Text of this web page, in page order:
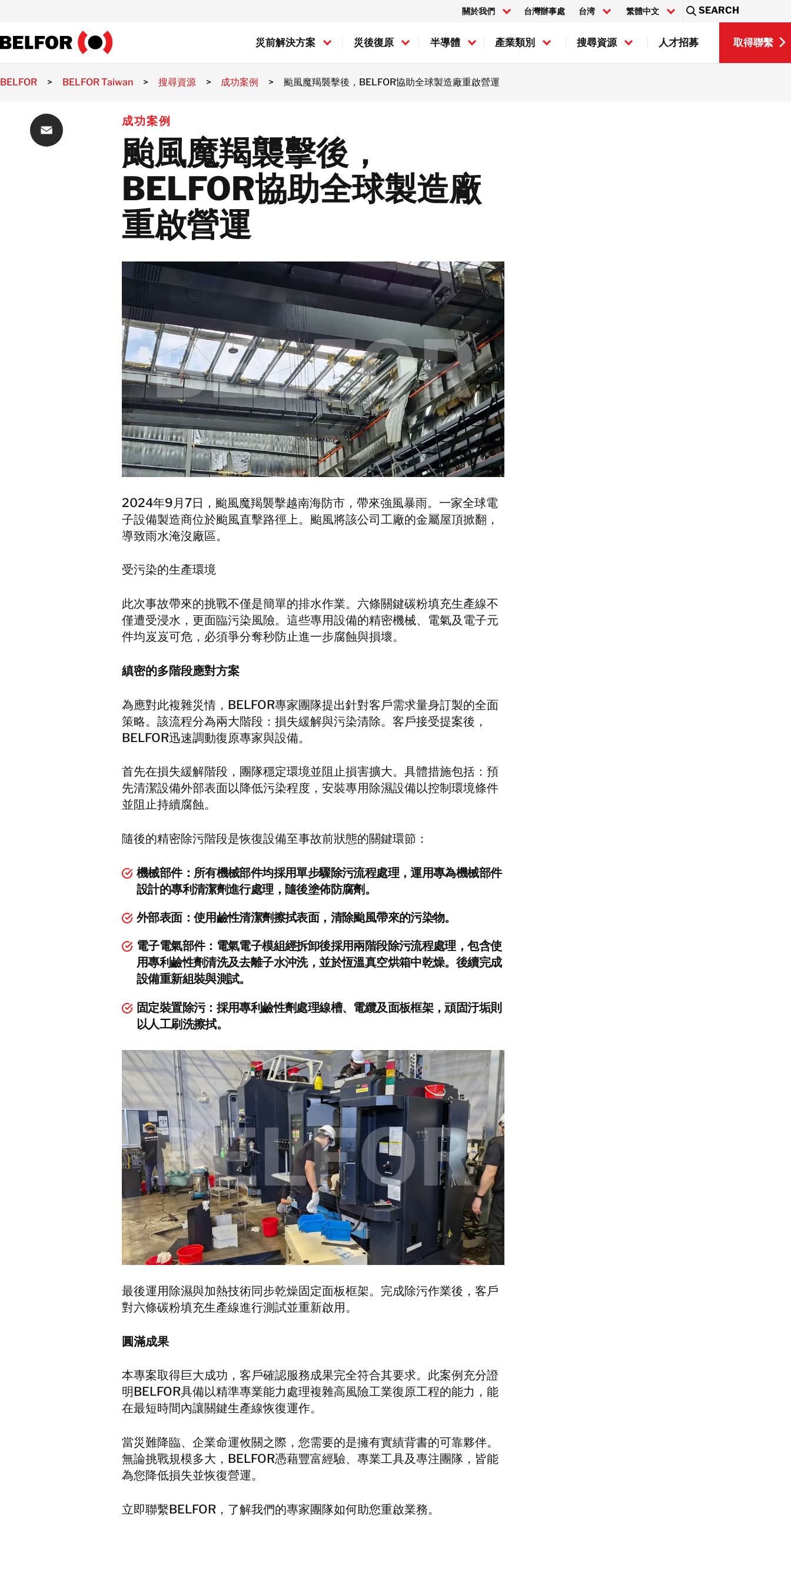
content
關於我們 台灣辦事處 台湾
加拿大
奥地利
奥地利
奥地利
德国
意大利
荷兰
挪威
瑞典
波兰
西班牙
以色列
土耳其
台湾
马来西亚
韩国
新加坡
Rølund
Kiltin
RecoveryPRO Ltd.
繁體中文 SEARCH
災前解決方案
半導體
災後復原 半導體 產業類別 搜尋資源 人才招募 取得聯繫
BELFOR > BELFOR Taiwan > 搜尋資源 > 成功案例 > 颱風魔羯襲擊後，BELFOR協助全球製造廠重啟營運
成功案例
颱風魔羯襲擊後，
BELFOR協助全球製造廠
重啟營運
2024年9月7日，颱風魔羯襲擊越南海防市，帶來強風暴雨。一家全球電
子設備製造商位於颱風直擊路徑上。颱風將該公司工廠的金屬屋頂掀翻，
導致雨水淹沒廠區。
受污染的生產環境
此次事故帶來的挑戰不僅是簡單的排水作業。六條關鍵碳粉填充生產線不
僅遭受浸水，更面臨污染風險。這些專用設備的精密機械、電氣及電子元
件均岌岌可危，必須爭分奪秒防止進一步腐蝕與損壞。
縝密的多階段應對方案
為應對此複雜災情，BELFOR專家團隊提出針對客戶需求量身訂製的全面
策略。該流程分為兩大階段：損失緩解與污染清除。客戶接受提案後，
BELFOR迅速調動復原專家與設備。
首先在損失緩解階段，團隊穩定環境並阻止損害擴大。具體措施包括：預
先清潔設備外部表面以降低污染程度，安裝專用除濕設備以控制環境條件
並阻止持續腐蝕。
隨後的精密除污階段是恢復設備至事故前狀態的關鍵環節：
機械部件：所有機械部件均採用單步驟除污流程處理，運用專為機械部件
設計的專利清潔劑進行處理，隨後塗佈防腐劑。
外部表面：使用鹼性清潔劑擦拭表面，清除颱風帶來的污染物。
電子電氣部件：電氣電子模組經拆卸後採用兩階段除污流程處理，包含使
用專利鹼性劑清洗及去離子水沖洗，並於恆溫真空烘箱中乾燥。後續完成
設備重新組裝與測試。
固定裝置除污：採用專利鹼性劑處理線槽、電纜及面板框架，頑固汙垢則
以人工刷洗擦拭。
最後運用除濕與加熱技術同步乾燥固定面板框架。完成除污作業後，客戶
對六條碳粉填充生產線進行測試並重新啟用。
圓滿成果
本專案取得巨大成功，客戶確認服務成果完全符合其要求。此案例充分證
明BELFOR具備以精準專業能力處理複雜高風險工業復原工程的能力，能
在最短時間內讓關鍵生產線恢復運作。
當災難降臨、企業命運攸關之際，您需要的是擁有實績背書的可靠夥伴。
無論挑戰規模多大，BELFOR憑藉豐富經驗、專業工具及專注團隊，皆能
為您降低損失並恢復營運。
立即聯繫BELFOR，了解我們的專家團隊如何助您重啟業務。